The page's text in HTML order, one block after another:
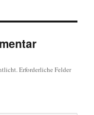
Erforderliche Felder